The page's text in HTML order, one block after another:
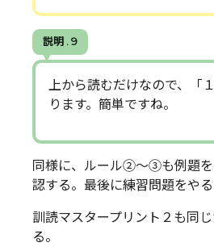
説明 . 9
上から読むだけなので、「
ります。簡単ですね。
同様に、ルール②～③も例題
認する。最後に練習問題をやる
訓読マスタープリント２も同
る。